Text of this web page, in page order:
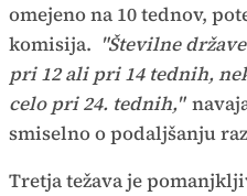
omejeno na 10 tednov,
komisija. "Številne
pri 12 ali pri 14 tednih,
celo pri 24. tednih,"
smiselno o podaljšanju
Tretja težava je